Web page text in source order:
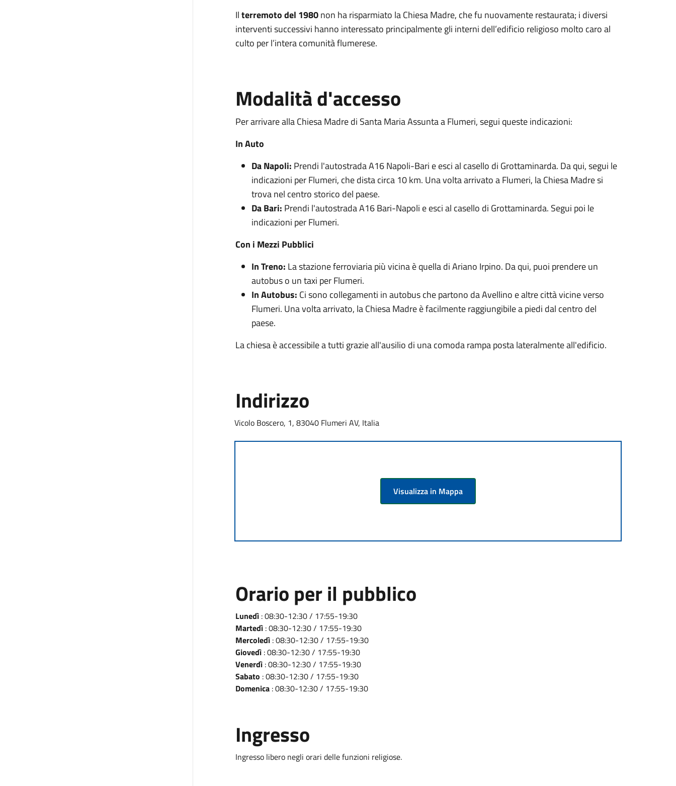
Ilterremoto del 1980non ha risparmiato la Chiesa Madre, che fu nuovamente restaurata; i diversi
interventi successivi hanno interessato principalmente gli interni dell’edificio religioso molto caro al
culto per l’intera comunità flumerese.
Modalità d'accesso
Per arrivare alla Chiesa Madre di Santa Maria Assunta a Flumeri, segui queste indicazioni:
In Auto
Da Napoli: Prendi l'autostrada A16 Napoli-Bari e esci al casello di Grottaminarda. Da qui, segui le
indicazioni per Flumeri, che dista circa 10 km. Una volta arrivato a Flumeri, la Chiesa Madre si
trova nel centro storico del paese.
Da Bari: Prendi l'autostrada A16 Bari-Napoli e esci al casello di Grottaminarda. Segui poi le
indicazioni per Flumeri.
Con i Mezzi Pubblici
In Treno: La stazione ferroviaria più vicina è quella di Ariano Irpino. Da qui, puoi prendere un
autobus o un taxi per Flumeri.
In Autobus: Ci sono collegamenti in autobus che partono da Avellino e altre città vicine verso
Flumeri. Una volta arrivato, la Chiesa Madre è facilmente raggiungibile a piedi dal centro del
paese.
La chiesa è accessibile a tutti grazie all'ausilio di una comoda rampa posta lateralmente all'edificio.
Indirizzo
Vicolo Boscero, 1, 83040 Flumeri AV, Italia
Visualizza in Mappa
Orario per il pubblico
Lunedì: 08:30-12:30 / 17:55-19:30
Martedì: 08:30-12:30 / 17:55-19:30
Mercoledì: 08:30-12:30 / 17:55-19:30
Giovedì: 08:30-12:30 / 17:55-19:30
Venerdì: 08:30-12:30 / 17:55-19:30
Sabato : 08:30-12:30 / 17:55-19:30
Domenica: 08:30-12:30 / 17:55-19:30
Ingresso
Ingresso libero negli orari delle funzioni religiose.